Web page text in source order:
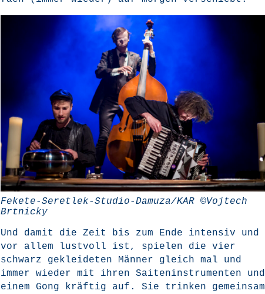
Feke­te-Seret­lek-Stu­dio-Damu­za/­KAR ©Voj­tech
Brtnicky
Und damit die Zeit bis zum Ende inten­siv und
vor allem lust­voll ist, spie­len die vier
schwarz geklei­de­ten Män­ner gleich mal und
immer wie­der mit ihren Sai­ten­in­stru­men­ten und
einem Gong kräf­tig auf. Sie trin­ken gemein­sam